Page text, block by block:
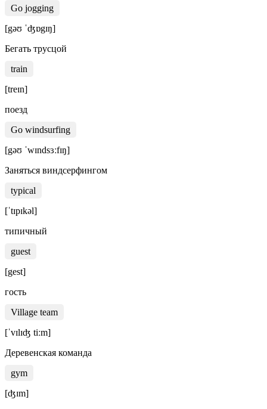
Go jogging
[gəʊ ˈʤɒgɪŋ]
Бегать трусцой
train
[treɪn]
поезд
Go windsurfing
[gəʊ ˈwɪndsɜːfɪŋ]
Заняться виндсерфингом
typical
[ˈtɪpɪkəl]
типичный
guest
[gest]
гость
Village team
[ˈvɪlɪʤ tiːm]
Деревенская команда
gym
[ʤɪm]